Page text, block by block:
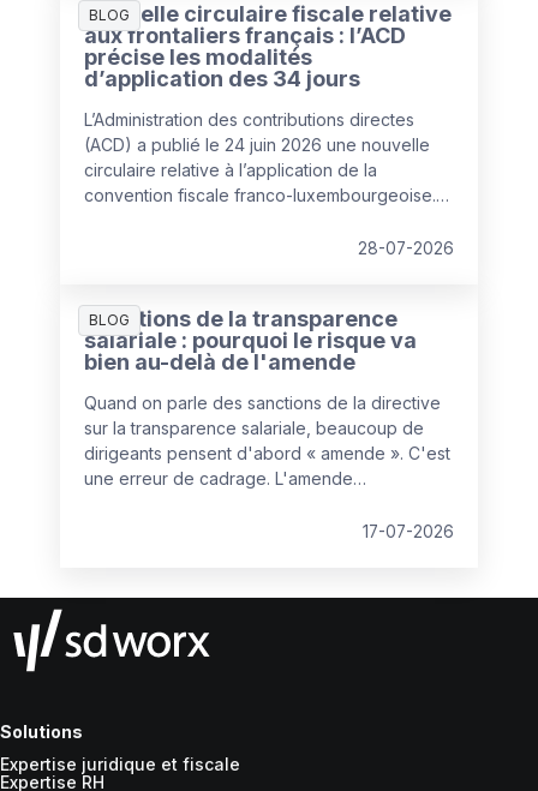
BLOG
Nouvelle circulaire fiscale relative
aux frontaliers français : l’ACD
précise les modalités
d’application des 34 jours
L’Administration des contributions directes
(ACD) a publié le 24 juin 2026 une nouvelle
circulaire relative à l’application de la
convention fiscale franco-luxembourgeoise.
apporte plusieurs clarifications pratiques
travailleurs frontaliers depuis l'entrée en
vigueur de l’avenant à la convention fiscale au
1er janvier 2023.
28-07-2026
BLOG
Sanctions de la transparence
salariale : pourquoi le risque va
bien au-delà de l'amende
Quand on parle des sanctions de la directive
sur la transparence salariale, beaucoup de
dirigeants pensent d'abord « amende ». C'est
une erreur de cadrage. L'amende
dispositif, et donc, paradoxalement, la moins
salariaux vont se gagner ou se perdre.
17-07-2026
Solutions
Expertise juridique et fiscale
Expertise RH